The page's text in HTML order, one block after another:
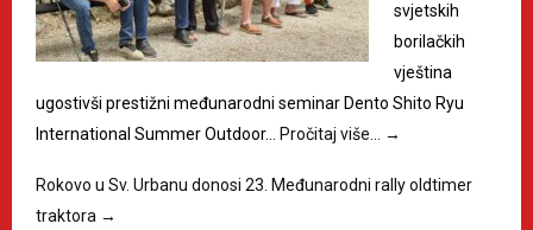
svjetskih
borilačkih
vještina
ugostivši prestižni međunarodni seminar Dento Shito Ryu
International Summer Outdoor… Pročitaj više… →
Rokovo u Sv. Urbanu donosi 23. Međunarodni rally oldtimer
traktora →